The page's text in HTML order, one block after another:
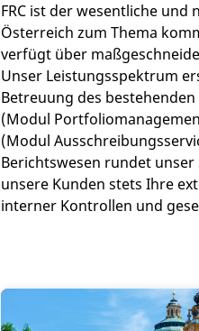
FRC ist der wesentliche
Österreich zum Thema
verfügt über
Unser Leistungsspektrum
Betreuung des
(Modul
(Modul
Berichtswesen rundet
unsere Kunden stets Ihre
interner Kontrollen und